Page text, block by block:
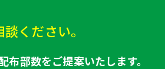
ください。
部数をご提案いたします。